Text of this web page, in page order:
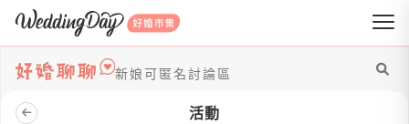
WeddingDay 好婚市集
新娘可匿名討論區
活動